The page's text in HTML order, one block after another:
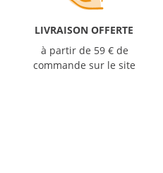
LIVRAISON OFFERTE
à partir de 59 € de
commande sur le site